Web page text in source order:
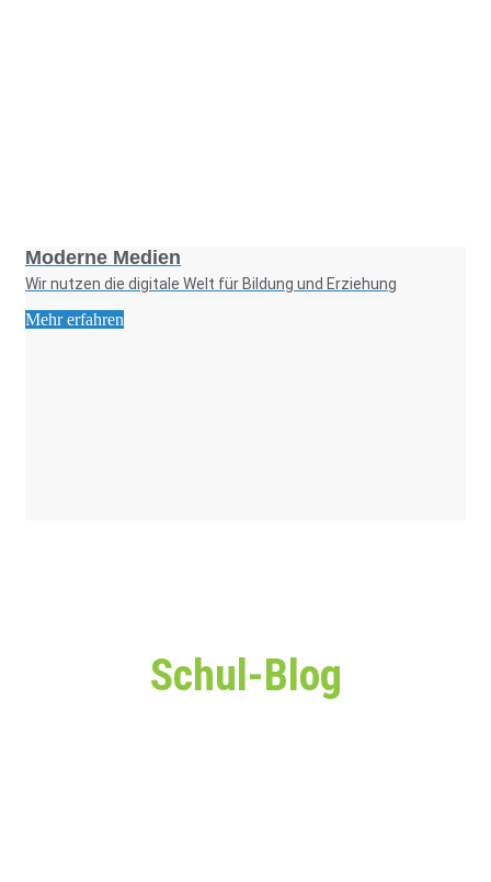
Moderne Medien
Wir nutzen die digitale Welt für Bildung und Erziehung
Mehr erfahren
Schul-Blog